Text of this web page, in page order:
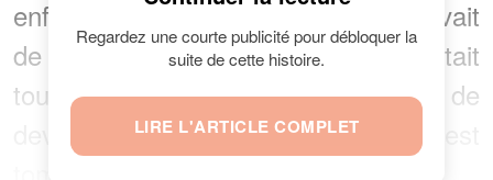
enfant, stupéfait de la chance qu'il avait
de l'avoir. Le jeune homme était
toujours plein de vie et impatient de
devenir un frère lorsque sa mère est
Regardez une courte publicité pour débloquer la
suite de cette histoire.
LIRE L'ARTICLE COMPLET